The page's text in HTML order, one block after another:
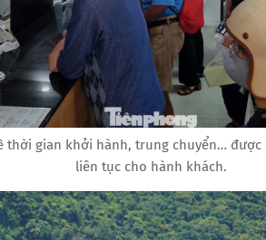
thời gian khởi hành, trung chuyển… được
liên tục cho hành khách.